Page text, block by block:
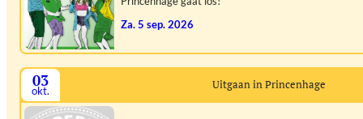
za. 5 sep. 2026
03
okt. Uitgaan in Princenhage